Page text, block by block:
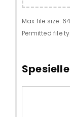
Max file size:
Permitted file